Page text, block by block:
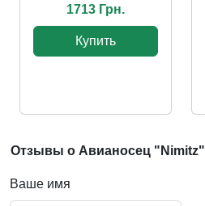
1713 Грн.
Купить
Отзывы о Авианосец "Nimitz"
Ваше имя